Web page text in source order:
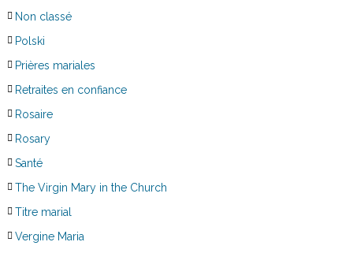
Non classé
Polski
Prières mariales
Retraites en confiance
Rosaire
Rosary
Santé
The Virgin Mary in the Church
Titre marial
Vergine Maria